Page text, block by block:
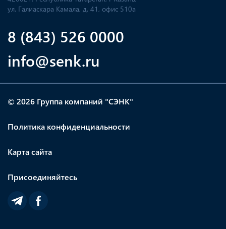
ул. Галиаскара Камала, д. 41, офис 510а
8 (843) 526 0000
info@senk.ru
© 2026 Группа компаний "СЭНК"
Политика конфиденциальности
Карта сайта
Присоединяйтесь